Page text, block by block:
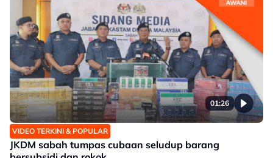
01:26
VIDEO TERKINI & POPULAR
JKDM sabah tumpas cubaan seludup barang